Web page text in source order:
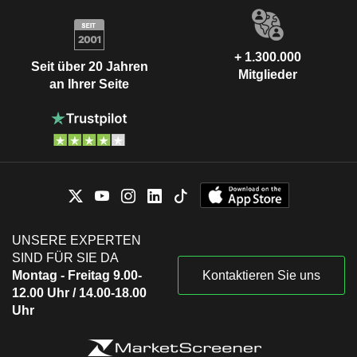
Seit über 20 Jahren
an Ihrer Seite
+ 1.300.000
Mitglieder
UNSERE EXPERTEN
SIND FÜR SIE DA
Montag - Freitag 9.00-
12.00 Uhr / 14.00-18.00
Uhr
Kontaktieren Sie uns